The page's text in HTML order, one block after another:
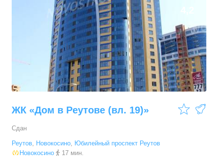
ЖК «Дом в Реутове (вл. 19)»
Сдан
Реутов, Новокосино, Юбилейный проспект Реутов
Новокосино
17 мин.